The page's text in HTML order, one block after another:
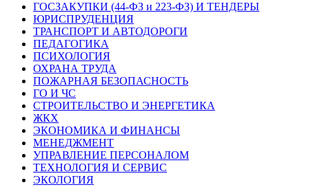
ГОСЗАКУПКИ (44-ФЗ и 223-ФЗ) И ТЕНДЕРЫ
ЮРИСПРУДЕНЦИЯ
ТРАНСПОРТ И АВТОДОРОГИ
ПЕДАГОГИКА
ПСИХОЛОГИЯ
ОХРАНА ТРУДА
ПОЖАРНАЯ БЕЗОПАСНОСТЬ
ГО И ЧС
СТРОИТЕЛЬСТВО И ЭНЕРГЕТИКА
ЖКХ
ЭКОНОМИКА И ФИНАНСЫ
МЕНЕДЖМЕНТ
УПРАВЛЕНИЕ ПЕРСОНАЛОМ
ТЕХНОЛОГИЯ И СЕРВИС
ЭКОЛОГИЯ